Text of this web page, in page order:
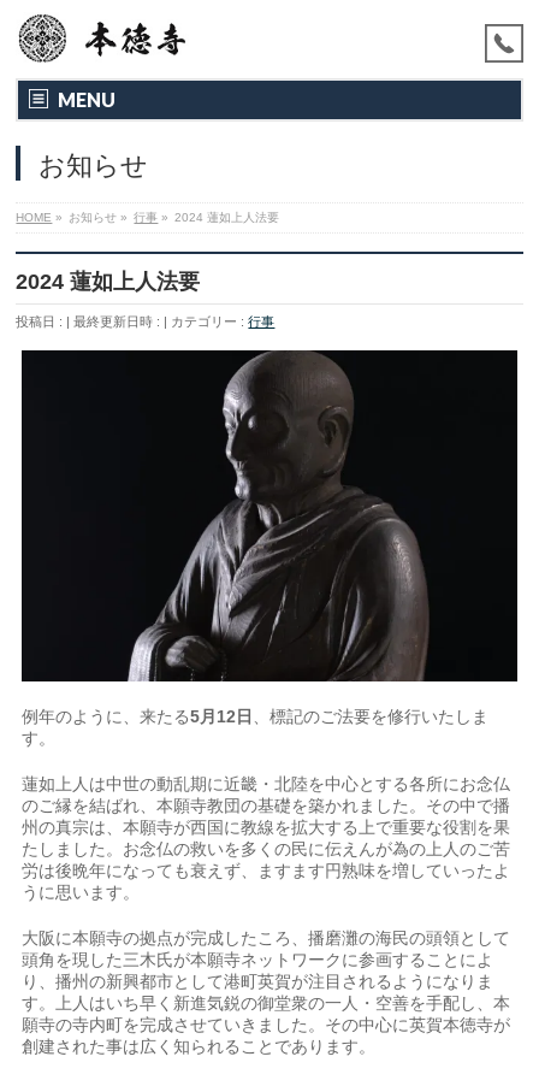
MENU
お知らせ
HOME » お知らせ » 行事 » 2024 蓮如上人法要
2024 蓮如上人法要
投稿日 : 最終更新日時 : カテゴリー :行事
例年のように、来たる5月12日
、標記のご法要を修行いたしま
す。
蓮如上人は中世の動乱期に近畿・北陸を中心とする各所にお念仏
のご縁を結ばれ、本願寺教団の基礎を築かれました。その中で播
州の真宗は、本願寺が西国に教線を拡大する上で重要な役割を果
たしました。お念仏の救いを多くの民に伝えんが為の上人のご苦
労は後晩年になっても衰えず、ますます円熟味を増していったよ
うに思います。
大阪に本願寺の拠点が完成したころ、播磨灘の海民の頭領として
頭角を現した三木氏が本願寺ネットワークに参画することによ
り、播州の新興都市として港町英賀が注目されるようになりま
す。上人はいち早く新進気鋭の御堂衆の一人・空善を手配し、本
願寺の寺内町を完成させていきました。その中心に英賀本徳寺が
創建された事は広く知られることであります。